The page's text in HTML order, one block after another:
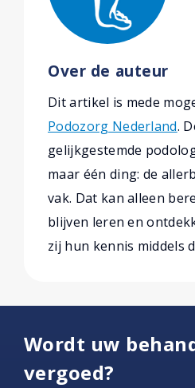
Over de auteur
Dit artikel is mede
Podozorg Nederland.
gelijkgestemde
maar één ding: de
vak. Dat kan alleen
blijven leren en
zij hun kennis middels
Wordt uw
vergoed?